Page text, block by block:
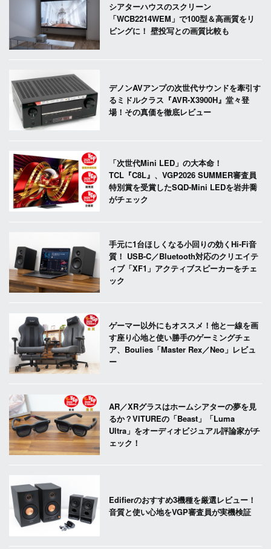
シアターハウスのスクリーン
「WCB2214WEM」で100型＆高画質をリ
ビングに！ 壁投写との画質比較も
デノンAVアンプの次世代サウンドを牽引す
るミドルクラス『AVR-X3900H』堂々登
場！その真価を徹底レビュー
「次世代Mini LED」の大本命！
TCL『C8L』、VGP2026 SUMMER審査員
特別賞を受賞したSQD-Mini LEDを岩井喬
がチェック
手元に1台ほしくなる小回りの効くHi-Fi音
質！ USB-C／Bluetooth対応のクリエイテ
ィブ「XF1」アクティブスピーカーをチェ
ック
ゲーマー以外にもオススメ！他と一線を画
す座り心地と使い勝手のゲーミングチェ
ア、Boulies「Master Rex／Neo」レビュ
ー
AR／XRグラスはホームシアターの夢を見
るか？VITUREの「Beast」「Luma
Ultra」をオーディオビジュアル評論家がチ
ェック！
Edifierのおすすめ3機種を厳選レビュー！
音質と使い心地をVGP審査員が実機検証